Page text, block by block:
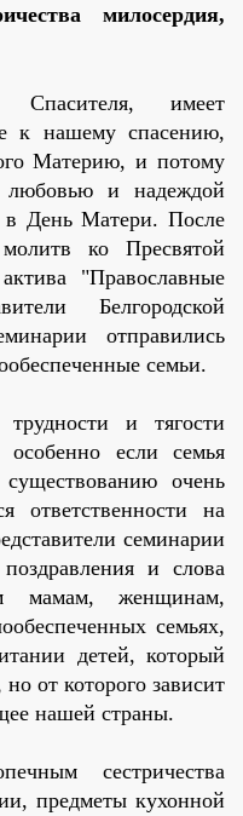
милосердия,
имеет
к нашему спасению,
Материю, и потому
любовью и надеждой
День Матери. После
ко Пресвятой
"Православные
Белгородской
отправились
семьи.
и тягости
если семья
очень
ответственности на
семинарии
и слова
мамам, женщинам,
семьях,
детей, который
от которого зависит
нашей страны.
сестричества
предметы кухонной